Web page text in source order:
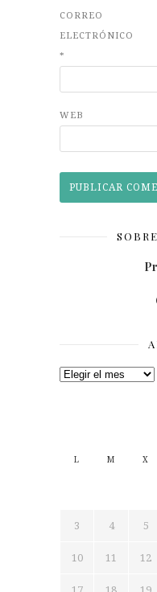
CORREO
ELECTRÓNICO
*
WEB
Archivos
L M X
3 4 5
10 11 12